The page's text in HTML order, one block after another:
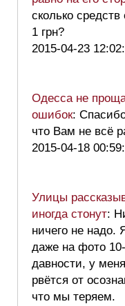
сколько
1 грн?
2015-04-23
Одесса не
ошибок:
что Вам не всё
2015-04-18
Улицы
иногда стонут:
ничего не надо.
даже на фото
давности, у
рвётся от
что мы теряем.